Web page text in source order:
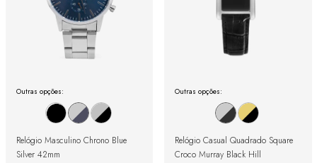
Outras opções:
Relógio Masculino Chrono Blue
Silver 42mm
Outras opções:
Relógio Casual Quadrado Square
Croco Murray Black Hill